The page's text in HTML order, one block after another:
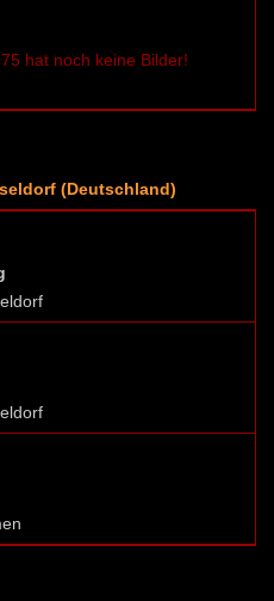
hat noch keine Bilder!
(Deutschland)